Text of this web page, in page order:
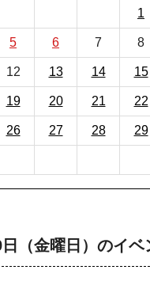
1
5 6 7 8
12 13 14 15
19 20 21 22
26 27 28 29
（金曜日）のイベ